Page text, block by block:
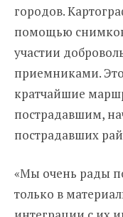
городов.
помощью
участии
приемниками. Это
кратчайшие
пострадавшим,
пострадавших
«Мы очень рады
только в